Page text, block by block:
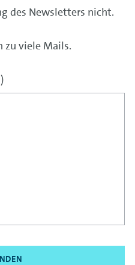
des Newsletters nicht.
zu viele Mails.